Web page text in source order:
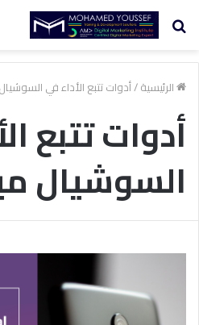
بحث
الرئيسية/أدوات تتبع الأداء في
أدوات تتبع
السوشيال